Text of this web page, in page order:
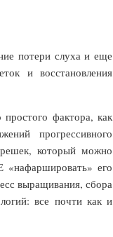
потери слуха и еще
и восстановления
фактора, как
прогрессивного
который можно
«нафаршировать» его
выращивания, сбора
все почти как и